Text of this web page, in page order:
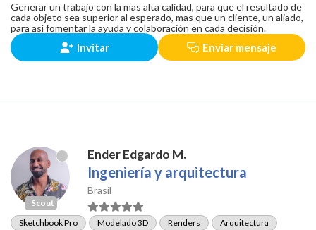
Generar un trabajo con la mas alta calidad, para que el resultado de
cada objeto sea superior al esperado, mas que un cliente, un aliado,
para así fomentar la ayuda y colaboración en cada decisión.
Invitar Enviar mensaje
Scout
Ender Edgardo M.
Ingeniería y arquitectura
Brasil
Sketchbook Pro Modelado 3D Renders
Arquitectura